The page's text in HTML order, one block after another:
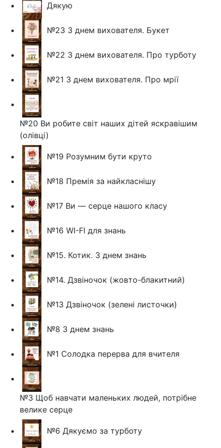
Дякую
№23 З днем вихователя. Букет
№22 З днем вихователя. Про турботу
№21 З днем вихователя. Про мрії
№20 Ви робите світ наших дітей яскравішим
(олівці)
№19 Розумним бути круто
№18 Премія за найкласнішу
№17 Ви — серце нашого класу
№16 WI-FI для знань
№15. Котик. З днем знань
№14. Дзвіночок (жовто-блакитний)
№13 Дзвіночок (зелені листочки)
№8 З днем знань
№1 Солодка перерва для вчителя
№3 Щоб навчати маленьких людей, потрібне
велике серце
№6 Дякуємо за турботу